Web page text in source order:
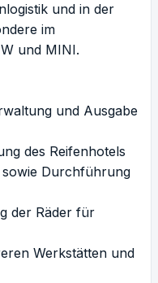
und in der
im
und MINI.
und Ausgabe
des Reifenhotels
sowie Durchführung
der Räder für
Werkstätten und